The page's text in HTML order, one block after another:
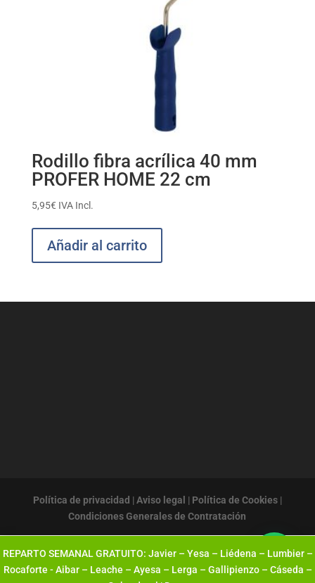
REPARTO SEMANAL GRATUITO: Javier – Yesa – Liédena – Lumbier –
Rocaforte - Aibar – Leache – Ayesa – Lerga – Gallipienzo – Cáseda –
Rodillo fibra acrílica 40 mm
PROFER HOME 22 cm
5,95€ IVA Incl.
Añadir al carrito
Política de privacidad | Aviso legal | Política de Cookies|
Condiciones Generales de Contratación